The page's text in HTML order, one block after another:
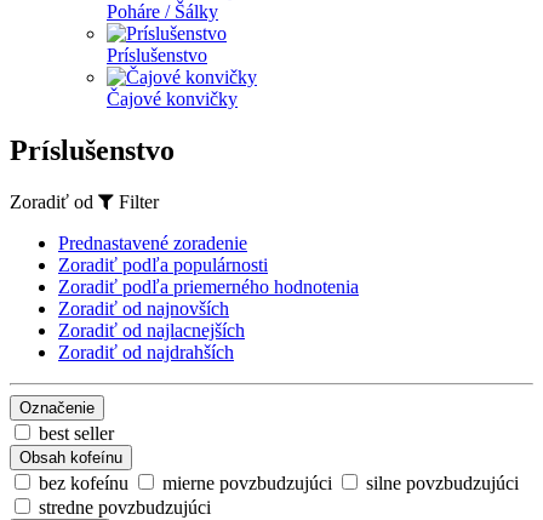
Poháre / Šálky
Príslušenstvo
Čajové konvičky
Príslušenstvo
Zoradiť od
Filter
Prednastavené zoradenie
Zoradiť podľa populárnosti
Zoradiť podľa priemerného hodnotenia
Zoradiť od najnovších
Zoradiť od najlacnejších
Zoradiť od najdrahších
Označenie
best seller
Obsah kofeínu
bez kofeínu mierne povzbudzujúci
silne povzbudzujúci
stredne povzbudzujúci